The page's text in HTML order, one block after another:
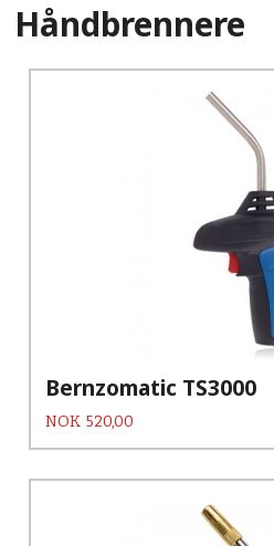
Håndbrennere
Bernzomatic TS3000
Pris
NOK 520,00